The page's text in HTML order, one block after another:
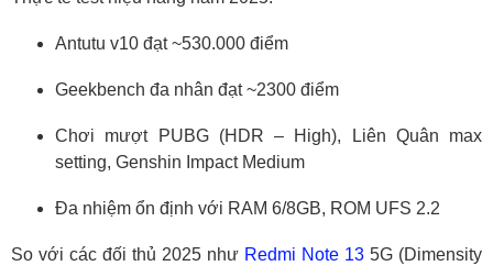
Antutu v10 đạt ~530.000 điểm
Geekbench đa nhân đạt ~2300 điểm
Chơi mượt PUBG (HDR – High), Liên Quân max
setting, Genshin Impact Medium
Đa nhiệm ổn định với RAM 6/8GB, ROM UFS 2.2
So với các đối thủ 2025 như Redmi Note 13 5G (Dimensity